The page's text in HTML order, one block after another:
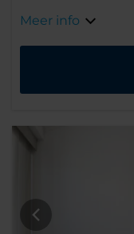
Meer info